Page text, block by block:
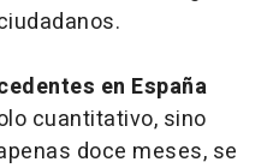
en España
cuantitativo, sino
doce meses, se